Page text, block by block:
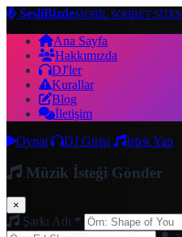
SesliBizdeMOBİL SOHBET
Ana Sayfa
Hakkımızda
DJ'ler
Kurallar
Blog
İletişim
Oynat
DJ Girişi İstek Yap
Müzik İsteği Gönder
×
Şarkı Adı *